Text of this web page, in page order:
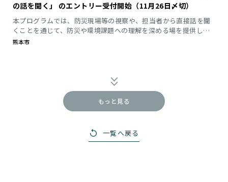
の話を聞く」 のエントリー受付開始（11月26日〆切）
本プログラムでは、防災現場等の視察や、担当者から直接話を聞
くことを通じて、防災や環境課題への理解を深める場を提供しま
す。 第2回は、東日本大震災を乗り越えた仙台の企業と共に、災
熊本市
もっと見る
一覧へ戻る